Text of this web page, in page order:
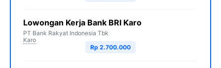
Lowongan Kerja Bank BRI Karo
PT Bank Rakyat Indonesia Tbk
Karo
Rp 2.700.000